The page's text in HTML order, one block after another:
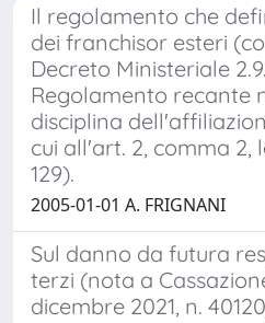
Il regolamento che
dei franchisor esteri
Decreto Ministeriale
Regolamento recante
disciplina
cui all'art. 2, comma 2,
129).
2005-01-01 A. FRIGNANI
Sul danno da futura
terzi (nota a
dicembre 2021, n.